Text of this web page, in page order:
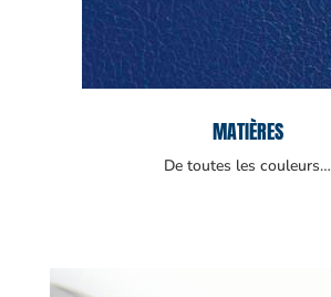
MATIÈRES
De toutes les couleurs…